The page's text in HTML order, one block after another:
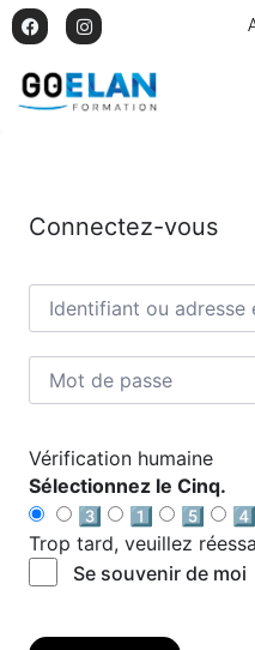
Connectez-vous
Vérification humaine
Sélectionnez le Cinq.
3️⃣
1️⃣ 5️⃣ 4️⃣
Trop tard, veuillez
Se souvenir de moi